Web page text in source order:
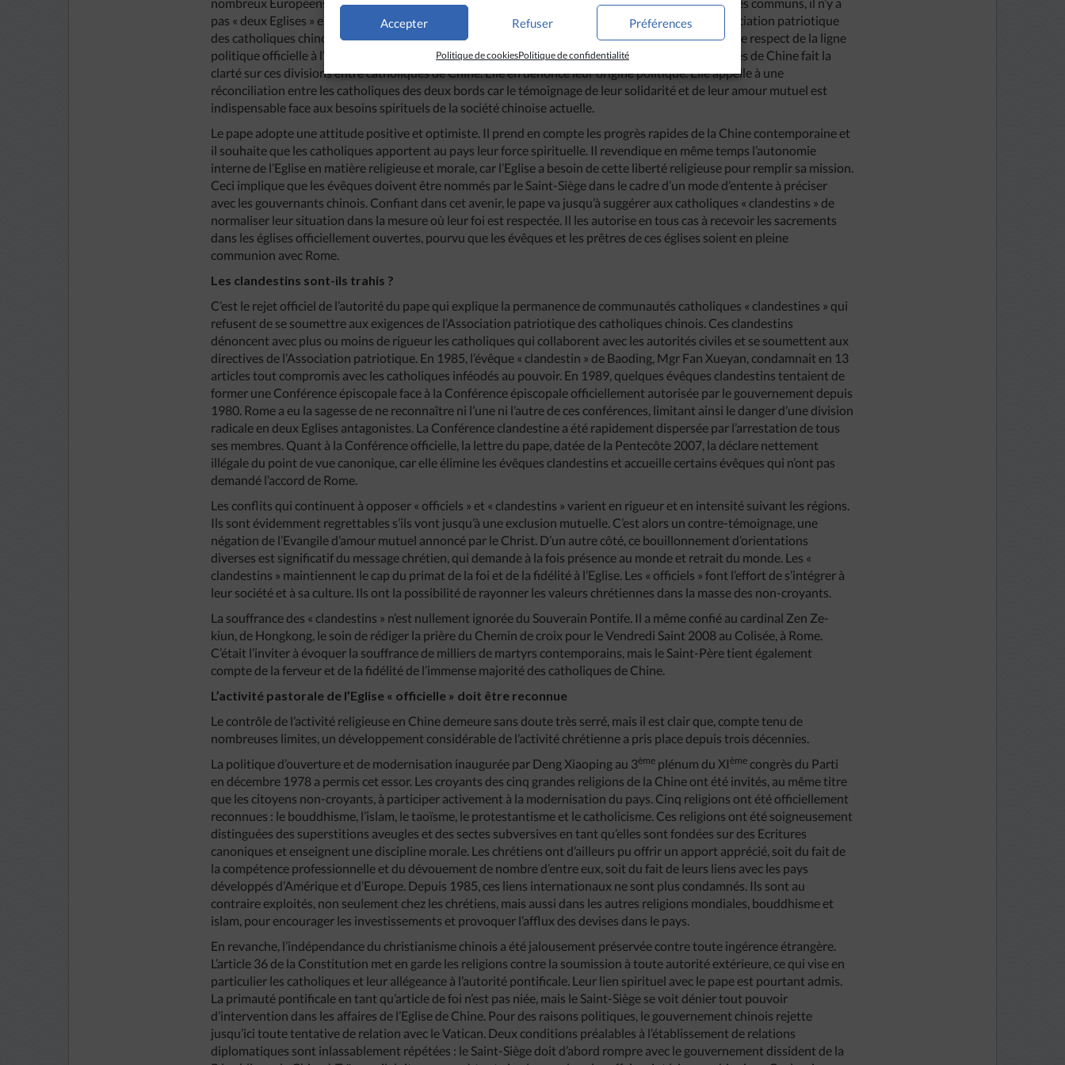
Accepter Refuser Préférences
Politique de cookiesPolitique de confidentialité
pas « deux Eglises » en Chine. Il n’y a pas non plus d’« Eglise patriotique », mais seulement une Association patriotique
des catholiques chinois chargée de faire le lien avec les organismes gouvernementaux et d’assurer le respect de la ligne
politique officielle à l’intérieur de l’Eglise. La lettre récente du pape Benoît XVI à tous les catholiques de Chine fait la
clarté sur ces divisions entre catholiques de Chine. Elle en dénonce leur origine politique. Elle appelle à une
réconciliation entre les catholiques des deux bords car le témoignage de leur solidarité et de leur amour mutuel est
indispensable face aux besoins spirituels de la société chinoise actuelle.
Le pape adopte une attitude positive et optimiste. Il prend en compte les progrès rapides de la Chine contemporaine et
il souhaite que les catholiques apportent au pays leur force spirituelle. Il revendique en même temps l’autonomie
interne de l’Eglise en matière religieuse et morale, car l’Eglise a besoin de cette liberté religieuse pour remplir sa mission.
Ceci implique que les évêques doivent être nommés par le Saint-Siège dans le cadre d’un mode d’entente à préciser
avec les gouvernants chinois. Confiant dans cet avenir, le pape va jusqu’à suggérer aux catholiques « clandestins » de
normaliser leur situation dans la mesure où leur foi est respectée. Il les autorise en tous cas à recevoir les sacrements
dans les églises officiellement ouvertes, pourvu que les évêques et les prêtres de ces églises soient en pleine
communion avec Rome.
Les clandestins sont-ils trahis ?
C’est le rejet officiel de l’autorité du pape qui explique la permanence de communautés catholiques « clandestines » qui
refusent de se soumettre aux exigences de l’Association patriotique des catholiques chinois. Ces clandestins
dénoncent avec plus ou moins de rigueur les catholiques qui collaborent avec les autorités civiles et se soumettent aux
directives de l’Association patriotique. En 1985, l’évêque « clandestin » de Baoding, Mgr Fan Xueyan, condamnait en 13
articles tout compromis avec les catholiques inféodés au pouvoir. En 1989, quelques évêques clandestins tentaient de
former une Conférence épiscopale face à la Conférence épiscopale officiellement autorisée par le gouvernement depuis
1980. Rome a eu la sagesse de ne reconnaître ni l’une ni l’autre de ces conférences, limitant ainsi le danger d’une division
radicale en deux Eglises antagonistes. La Conférence clandestine a été rapidement dispersée par l’arrestation de tous
ses membres. Quant à la Conférence officielle, la lettre du pape, datée de la Pentecôte 2007, la déclare nettement
illégale du point de vue canonique, car elle élimine les évêques clandestins et accueille certains évêques qui n’ont pas
demandé l’accord de Rome.
Les conflits qui continuent à opposer « officiels » et « clandestins » varient en rigueur et en intensité suivant les régions.
Ils sont évidemment regrettables s’ils vont jusqu’à une exclusion mutuelle. C’est alors un contre-témoignage, une
négation de l’Evangile d’amour mutuel annoncé par le Christ. D’un autre côté, ce bouillonnement d’orientations
diverses est significatif du message chrétien, qui demande à la fois présence au monde et retrait du monde. Les «
clandestins » maintiennent le cap du primat de la foi et de la fidélité à l’Eglise. Les « officiels » font l’effort de s’intégrer à
leur société et à sa culture. Ils ont la possibilité de rayonner les valeurs chrétiennes dans la masse des non-croyants.
La souffrance des « clandestins » n’est nullement ignorée du Souverain Pontife. Il a même confié au cardinal Zen Ze-
kiun, de Hongkong, le soin de rédiger la prière du Chemin de croix pour le Vendredi Saint 2008 au Colisée, à Rome.
C’était l’inviter à évoquer la souffrance de milliers de martyrs contemporains, mais le Saint-Père tient également
compte de la ferveur et de la fidélité de l’immense majorité des catholiques de Chine.
L’activité pastorale de l’Eglise « officielle » doit être reconnue
Le contrôle de l’activité religieuse en Chine demeure sans doute très serré, mais il est clair que, compte tenu de
nombreuses limites, un développement considérable de l’activité chrétienne a pris place depuis trois décennies.
La politique d’ouverture et de modernisation inaugurée par Deng Xiaoping au 3ème plénum du XIème congrès du Parti
en décembre 1978 a permis cet essor. Les croyants des cinq grandes religions de la Chine ont été invités, au même titre
que les citoyens non-croyants, à participer activement à la modernisation du pays. Cinq religions ont été officiellement
reconnues : le bouddhisme, l’islam, le taoïsme, le protestantisme et le catholicisme. Ces religions ont été soigneusement
distinguées des superstitions aveugles et des sectes subversives en tant qu’elles sont fondées sur des Ecritures
canoniques et enseignent une discipline morale. Les chrétiens ont d’ailleurs pu offrir un apport apprécié, soit du fait de
la compétence professionnelle et du dévouement de nombre d’entre eux, soit du fait de leurs liens avec les pays
développés d’Amérique et d’Europe. Depuis 1985, ces liens internationaux ne sont plus condamnés. Ils sont au
contraire exploités, non seulement chez les chrétiens, mais aussi dans les autres religions mondiales, bouddhisme et
islam, pour encourager les investissements et provoquer l’afflux des devises dans le pays.
En revanche, l’indépendance du christianisme chinois a été jalousement préservée contre toute ingérence étrangère.
L’article 36 de la Constitution met en garde les religions contre la soumission à toute autorité extérieure, ce qui vise en
particulier les catholiques et leur allégeance à l’autorité pontificale. Leur lien spirituel avec le pape est pourtant admis.
La primauté pontificale en tant qu’article de foi n’est pas niée, mais le Saint-Siège se voit dénier tout pouvoir
d’intervention dans les affaires de l’Eglise de Chine. Pour des raisons politiques, le gouvernement chinois rejette
jusqu’ici toute tentative de relation avec le Vatican. Deux conditions préalables à l’établissement de relations
diplomatiques sont inlassablement répétées : le Saint-Siège doit d’abord rompre avec le gouvernement dissident de la